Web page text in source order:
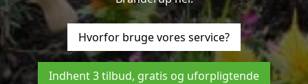
Hvorfor bruge vores service?
Indhent 3 tilbud, gratis og uforpligtende